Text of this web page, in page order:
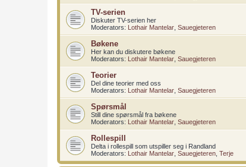
TV-serien
Diskuter TV-serien her
Moderators: Lothair Mantelar Sauegjeteren
Bøkene
Her kan du diskutere bøkene
Moderators: Lothair Mantelar Sauegjeteren
Teorier
Del dine teorier med oss
Moderators: Lothair Mantelar Sauegjeteren
Spørsmål
Still dine spørsmål fra bøkene
Moderators: Lothair Mantelar Sauegjeteren
Rollespill
Delta i rollespill som utspiller seg i Randland
Moderators: Lothair Mantelar Sauegjeteren Terje